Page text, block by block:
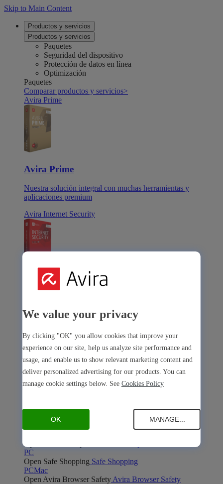
Skip to Main Content
Productos y servicios
Productos y servicios
Paquetes
Seguridad del dispositivo
Protección de datos en línea
Optimización
Paquetes
Comparar productos y servicios>
Avira Prime
Avira Prime
Nuestra solución integral con muchas herramientas y
aplicaciones premium
Avira Internet Security
Avira Internet Security
premium
Seguridad del dispositivo
PC
Open Safe Shopping Safe Shopping
PCMac
Open Avira Browser Safety Avira Browser Safety
We value your privacy
By clicking "OK" you allow cookies that improve your
experience on our site, help us analyze site performance and
usage, and enable us to show relevant marketing content and
deliver personalized advertising for our products. You can
manage cookie settings below. See Cookies Policy
OK MANAGE...